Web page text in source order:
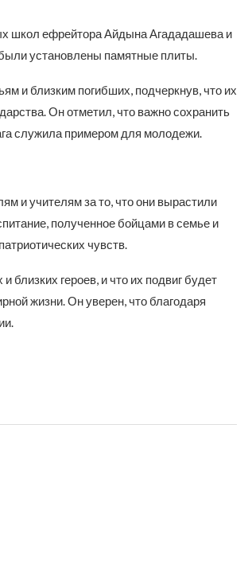
школ ефрейтора Айдына Агададашева и
установлены памятные плиты.
и близким погибших, подчеркнув, что их
Он отметил, что важно сохранить
служила примером для молодежи.
и учителям за то, что они вырастили
полученное бойцами в семье и
чувств.
близких героев, и что их подвиг будет
жизни. Он уверен, что благодаря